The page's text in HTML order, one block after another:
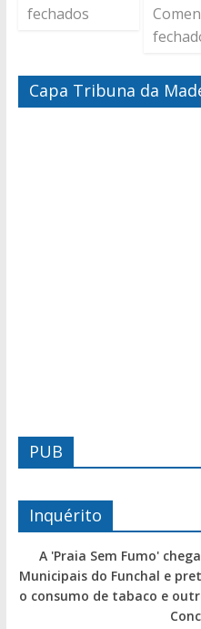
fechados
Capa Tribuna da
PUB
Inquérito
A 'Praia Sem Fumo'
Municipais do Funchal e
o consumo de tabaco e